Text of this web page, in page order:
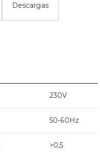
Descargas
230V
50-60Hz
>0,5